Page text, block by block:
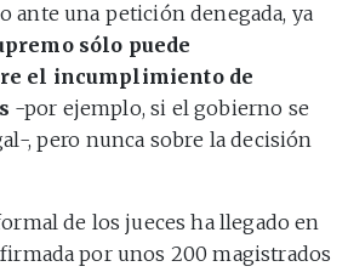
ante una petición denegada, ya
sólo puede
el incumplimiento de
-por ejemplo, si el gobierno se
, pero nunca sobre la decisión
de los jueces ha llegado en
por unos 200 magistrados